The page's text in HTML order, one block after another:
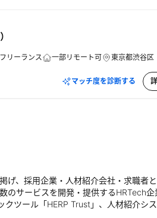
リーランス 一部リモート可 東京都渋谷区
マッチ度を診断する
げ、採用企業・人材紹介会社・求職者
のサービスを開発・提供するHRTech
ツール「HERP Trust」、人材紹介シ
マッチングの実現を目指している。